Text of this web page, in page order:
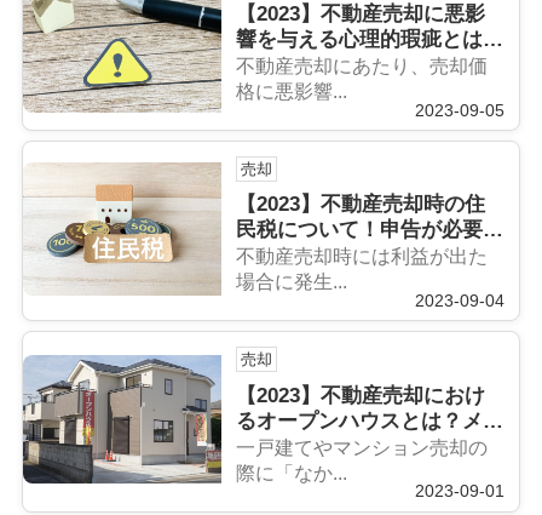
【2023】不動産売却に悪影
響を与える心理的瑕疵とは？
影響の大きさや告知義務を解
説
不動産売却にあたり、売却価
格に悪影響...
2023-09-05
売却
【2023】不動産売却時の住
民税について！申告が必要な
時期や計算方法とは
不動産売却時には利益が出た
場合に発生...
2023-09-04
売却
【2023】不動産売却におけ
るオープンハウスとは？メリ
ット・デメリットを解説
一戸建てやマンション売却の
際に「なか...
2023-09-01